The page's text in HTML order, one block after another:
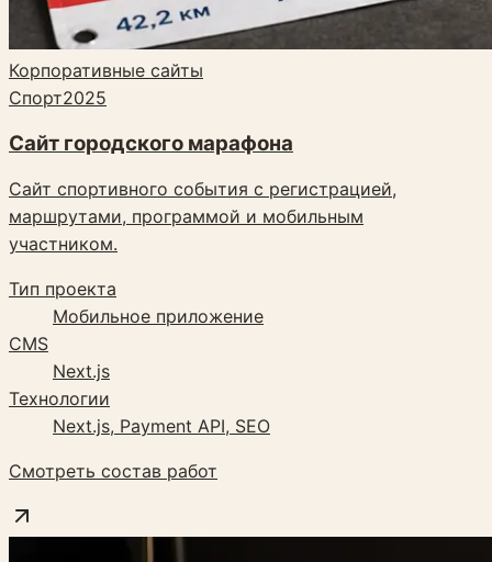
Корпоративные сайты
Спорт2025
Сайт городского марафона
Сайт спортивного события с регистрацией,
маршрутами, программой и мобильным
участником.
Тип проекта
Мобильное приложение
CMS
Next.js
Технологии
Next.js, Payment API, SEO
Смотреть состав работ